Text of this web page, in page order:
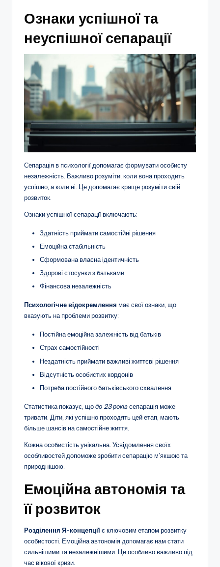
Ознаки успішної та
неуспішної сепарації
Сепарація в психології допомагає формувати особисту
незалежність. Важливо розуміти, коли вона проходить
успішно, а коли ні. Це допомагає краще розуміти свій
розвиток.
Ознаки успішної сепарації включають:
Здатність приймати самостійні рішення
Емоційна стабільність
Сформована власна ідентичність
Здорові стосунки з батьками
Фінансова незалежність
Психологічне відокремлення має свої ознаки, що
вказують на проблеми розвитку:
Постійна емоційна залежність від батьків
Страх самостійності
Нездатність приймати важливі життєві рішення
Відсутність особистих кордонів
Потреба постійного батьківського схвалення
Статистика показує, щодо 23 роківсепарація може
тривати. Діти, які успішно проходять цей етап, мають
більше шансів на самостійне життя.
Кожна особистість унікальна. Усвідомлення своїх
особливостей допоможе зробити сепарацію м’якшою та
природнішою.
Емоційна автономія та
її розвиток
Розділення Я-концепціїє ключовим етапом розвитку
особистості. Емоційна автономія допомагає нам стати
сильнішими та незалежнішими. Це особливо важливо під
час вікової кризи.